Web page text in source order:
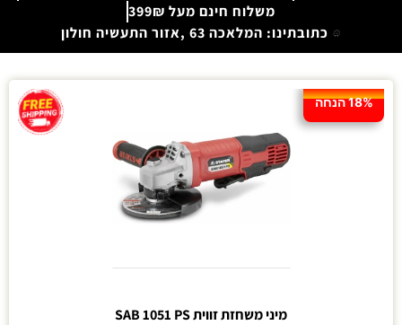
משלוח חינם מעל 399₪
כתובתינו: המלאכה 63 ,אזור התעשיה חולון
18% הנחה
מיני משחזת זווית SAB 1051 PS